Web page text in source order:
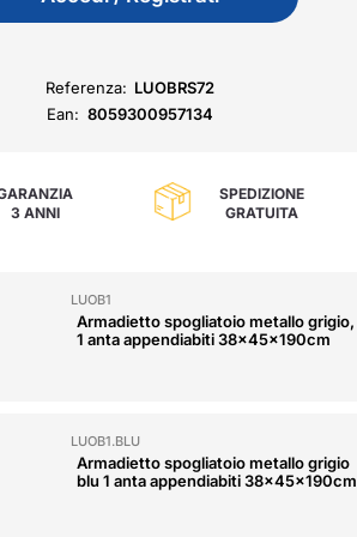
Referenza: LUOBRS72
Ean: 8059300957134
3 ANNI
SPEDIZIONE
GRATUITA
LUOB1
Armadietto spogliatoio metallo grigio,
1 anta appendiabiti 38x45x190cm
LUOB1.BLU
Armadietto spogliatoio metallo grigio
blu 1 anta appendiabiti 38x45x190cm